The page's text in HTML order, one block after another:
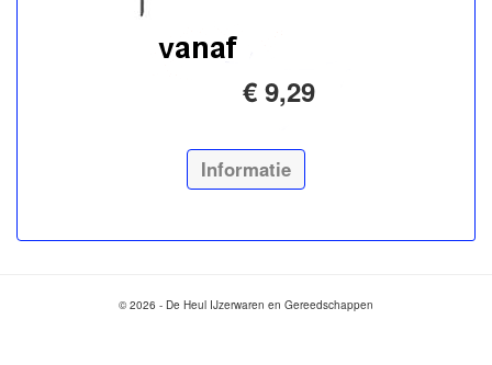
€ 9,29
Informatie
© 2026 - De Heul IJzerwaren en Gereedschappen